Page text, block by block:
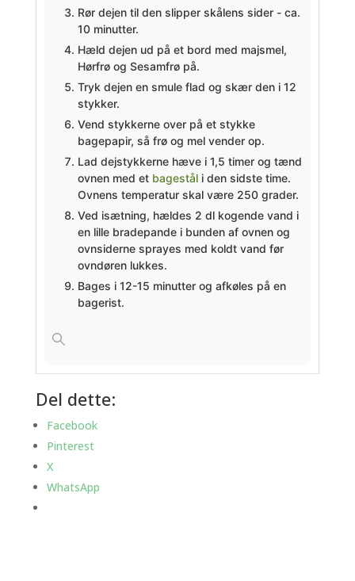
Rør dejen til den slipper skålens sider - ca.
10 minutter.
Hæld dejen ud på et bord med majsmel,
Hørfrø og Sesamfrø på.
Tryk dejen en smule flad og skær den i 12
stykker.
Vend stykkerne over på et stykke
bagepapir, så frø og mel vender op.
Lad dejstykkerne hæve i 1,5 timer og tænd
ovnen med et bageståli den sidste time.
Ovnens temperatur skal være 250 grader.
Ved isætning, hældes 2 dl kogende vand i
en lille bradepande i bunden af ovnen og
ovnsiderne sprayes med koldt vand før
ovndøren lukkes.
Bages i 12-15 minutter og afkøles på en
bagerist.
Del dette:
Facebook
Pinterest
X
WhatsApp